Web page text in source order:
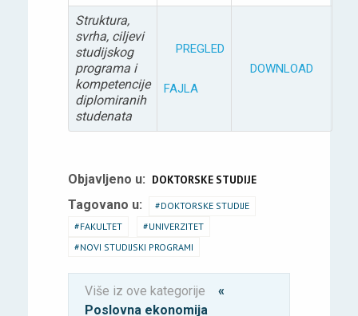
Struktura,
svrha, ciljevi
studijskog
programa i
kompetencije
diplomiranih
studenata
PREGLED
FAJLA
DOWNLOAD
Objavljeno u: DOKTORSKE STUDIJE
Tagovano u:
DOKTORSKE STUDIJE
FAKULTET
UNIVERZITET
NOVI STUDIJSKI PROGRAMI
Više iz ove kategorije
«
Poslovna ekonomija